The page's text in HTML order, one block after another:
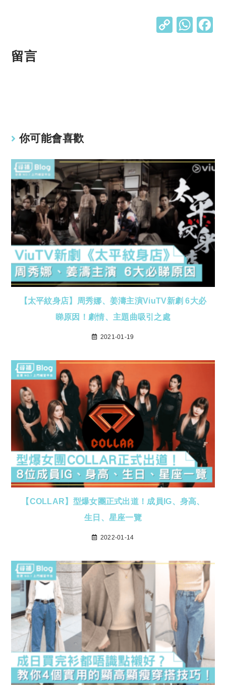
C W
留言
你可能會喜歡
【太平紋身店】周秀娜、姜濤主演ViuTV新劇 6大必
睇原因！劇情、主題曲吸引之處
2021-01-19
【COLLAR】型爆女團正式出道！成員IG、身高、
生日、星座一覽
2022-01-14